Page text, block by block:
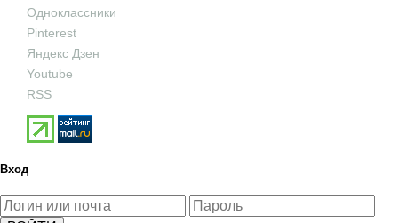
Одноклассники
Pinterest
Яндекс Дзен
Youtube
RSS
Вход